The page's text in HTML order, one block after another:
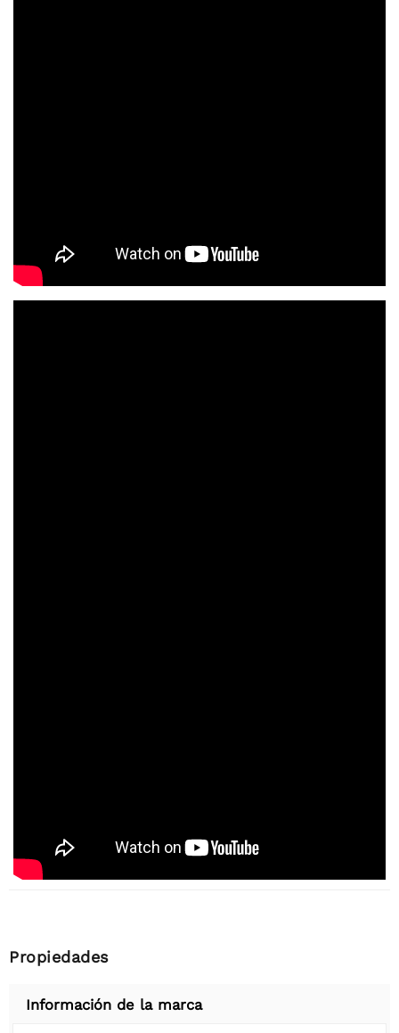
Propiedades
Información de la marca